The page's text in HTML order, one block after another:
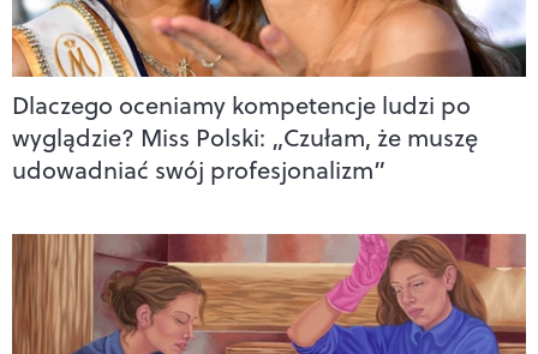
Dlaczego oceniamy kompetencje ludzi po
wyglądzie? Miss Polski: „Czułam, że muszę
udowadniać swój profesjonalizm”